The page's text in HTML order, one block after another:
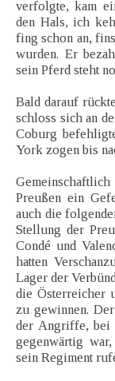
verfolgte, kam
den Hals, ich
fing schon an,
wurden. Er
sein Pferd steht
Bald darauf
schloss sich an
Coburg
York zogen bis
Preußen ein
auch die
Stellung der
Condé und
hatten
Lager der
die Österreicher
zu gewinnen.
der Angriffe, bei
gegenwärtig
sein Regiment